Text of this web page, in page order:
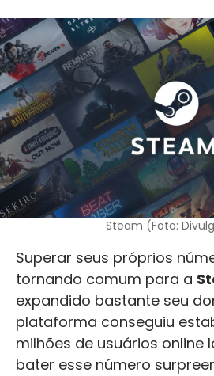
Steam (Foto:
Superar seus próprios
tornando comum para a
expandido bastante seu
plataforma conseguiu
milhões de usuários online
bater esse número